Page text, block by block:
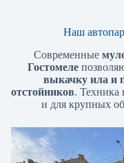
Наш
Современные
Гостомеле
выкачку ила и
отстойников. Техника
и для крупных